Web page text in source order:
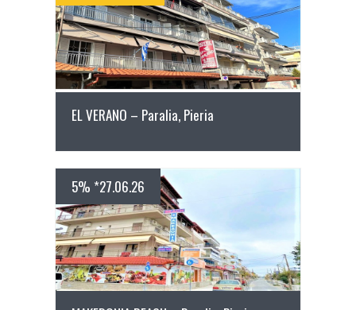
ПОВЕЌЕ ДЕТАЛИ
EL VERANO – Paralia, Pieria
5% *27.06.26
ПОВЕЌЕ ДЕТАЛИ